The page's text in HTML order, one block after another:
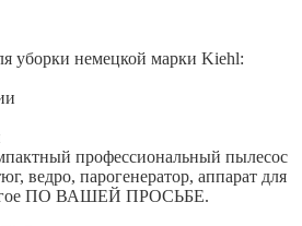
уборки немецкой марки Kiehl:
профессиональный пылесос
ведро, парогенератор, аппарат для
ПО ВАШЕЙ ПРОСЬБЕ.